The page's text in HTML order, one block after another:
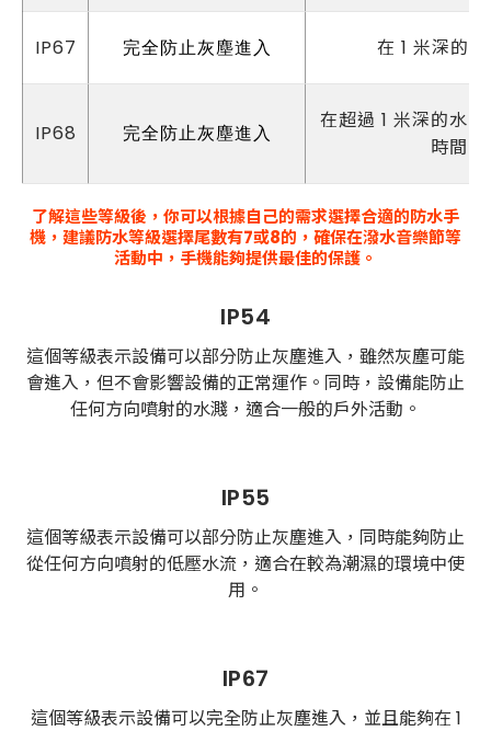
IP67 完全防止灰塵進入 在 1 米深的
IP68 完全防止灰塵進入
在超過 1 米深的水
時間
了解這些等級後，你可以根據自己的需求選擇合適的防水手
機，建議防水等級選擇尾數有7或8的，確保在潑水音樂節等
活動中，手機能夠提供最佳的保護。
IP54
這個等級表示設備可以部分防止灰塵進入，雖然灰塵可能
會進入，但不會影響設備的正常運作。同時，設備能防止
任何方向噴射的水濺，適合一般的戶外活動。
IP55
這個等級表示設備可以部分防止灰塵進入，同時能夠防止
從任何方向噴射的低壓水流，適合在較為潮濕的環境中使
用。
IP67
這個等級表示設備可以完全防止灰塵進入，並且能夠在 1